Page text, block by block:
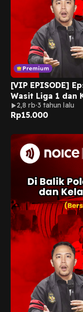
[VIP EPISODE]
Wasit Liga 1 dan
(Bersama Coach
2,8 rb 3 tahun lalu
Rp15.000